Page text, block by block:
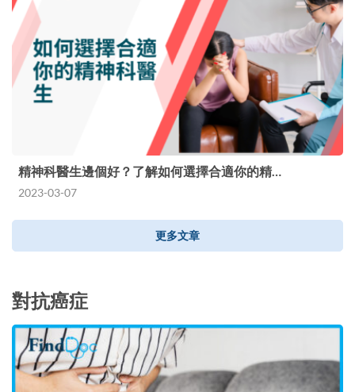
精神科醫生邊個好？了解如何選擇合適你的精…
2023-03-07
更多文章
對抗癌症